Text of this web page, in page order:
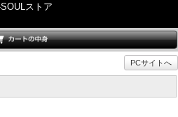
SOULストア
PCサイトへ